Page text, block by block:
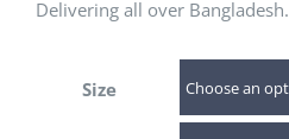
Delivering all over Bangladesh.
Size